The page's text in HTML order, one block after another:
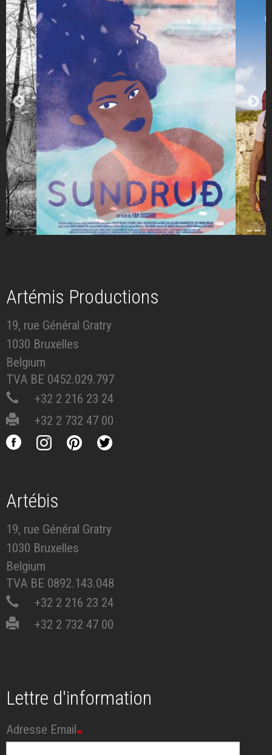
Artémis Productions
19, rue Général Gratry
1030 Bruxelles
Belgium
TVA BE 0452.029.797
+32 2 216 23 24
+32 2 732 47 00
Artébis
19, rue Général Gratry
1030 Bruxelles
Belgium
TVA BE 0892.143.048
+32 2 216 23 24
+32 2 732 47 00
Lettre d'information
Adresse Email